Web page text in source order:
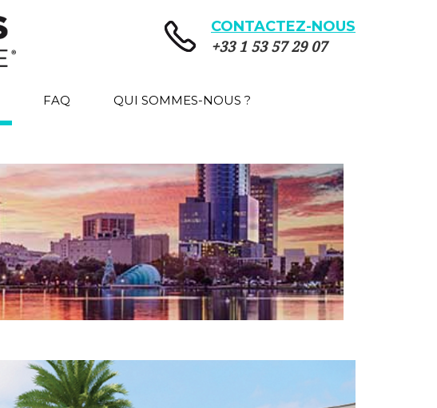
CONTACTEZ-NOUS
+33 1 53 57 29 07
FAQ QUI SOMMES-NOUS ?